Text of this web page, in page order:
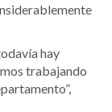
hay
trabajando